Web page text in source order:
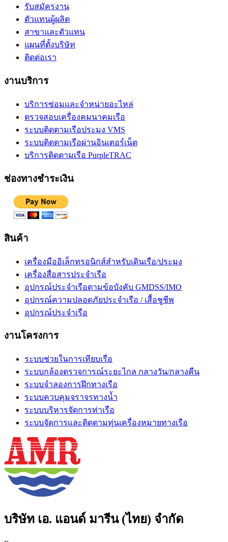
รับสมัครงาน
ตัวแทนผู้ผลิต
สาขาและตัวแทน
แผนที่ตั้งบริษัท
ติดต่อเรา
งานบริการ
บริการซ่อมและจำหน่ายอะไหล่
ตรวจสอบเครื่องคมนาคมเรือ
ระบบติดตามเรือประมง VMS
ระบบติดตามเรือผ่านอินเตอร์เน็ต
บริการติดตามเรือ PurpleTRAC
ช่องทางชำระเงิน
สินค้า
เครื่องมืออิเล็กทรอนิกส์สำหรับเดินเรือ/ประมง
เครื่องสื่อสารประจำเรือ
อุปกรณ์ประจำเรือตามข้อบังคับ GMDSS/IMO
อุปกรณ์ความปลอดภัยประจำเรือ / เสื้อชูชีพ
อุปกรณ์ประจำเรือ
งานโครงการ
ระบบช่วยในการเทียบเรือ
ระบบกล้องตรวจการณ์ระยะไกล กลางวัน/กลางคืน
ระบบจำลองการฝึกทางเรือ
ระบบควบคุมจราจรทางน้ำ
ระบบบริหารจัดการท่าเรือ
ระบบจัดการและติดตามทุ่นเครื่องหมายทางเรือ
บริษัท เอ. แอนด์ มารีน (ไทย) จำกัด